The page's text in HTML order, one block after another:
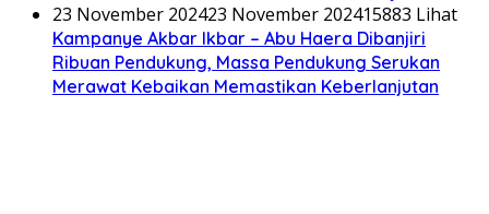
23 November 202423 November 202415883 Lihat
Kampanye Akbar Ikbar – Abu Haera Dibanjiri
Ribuan Pendukung, Massa Pendukung Serukan
Merawat Kebaikan Memastikan Keberlanjutan